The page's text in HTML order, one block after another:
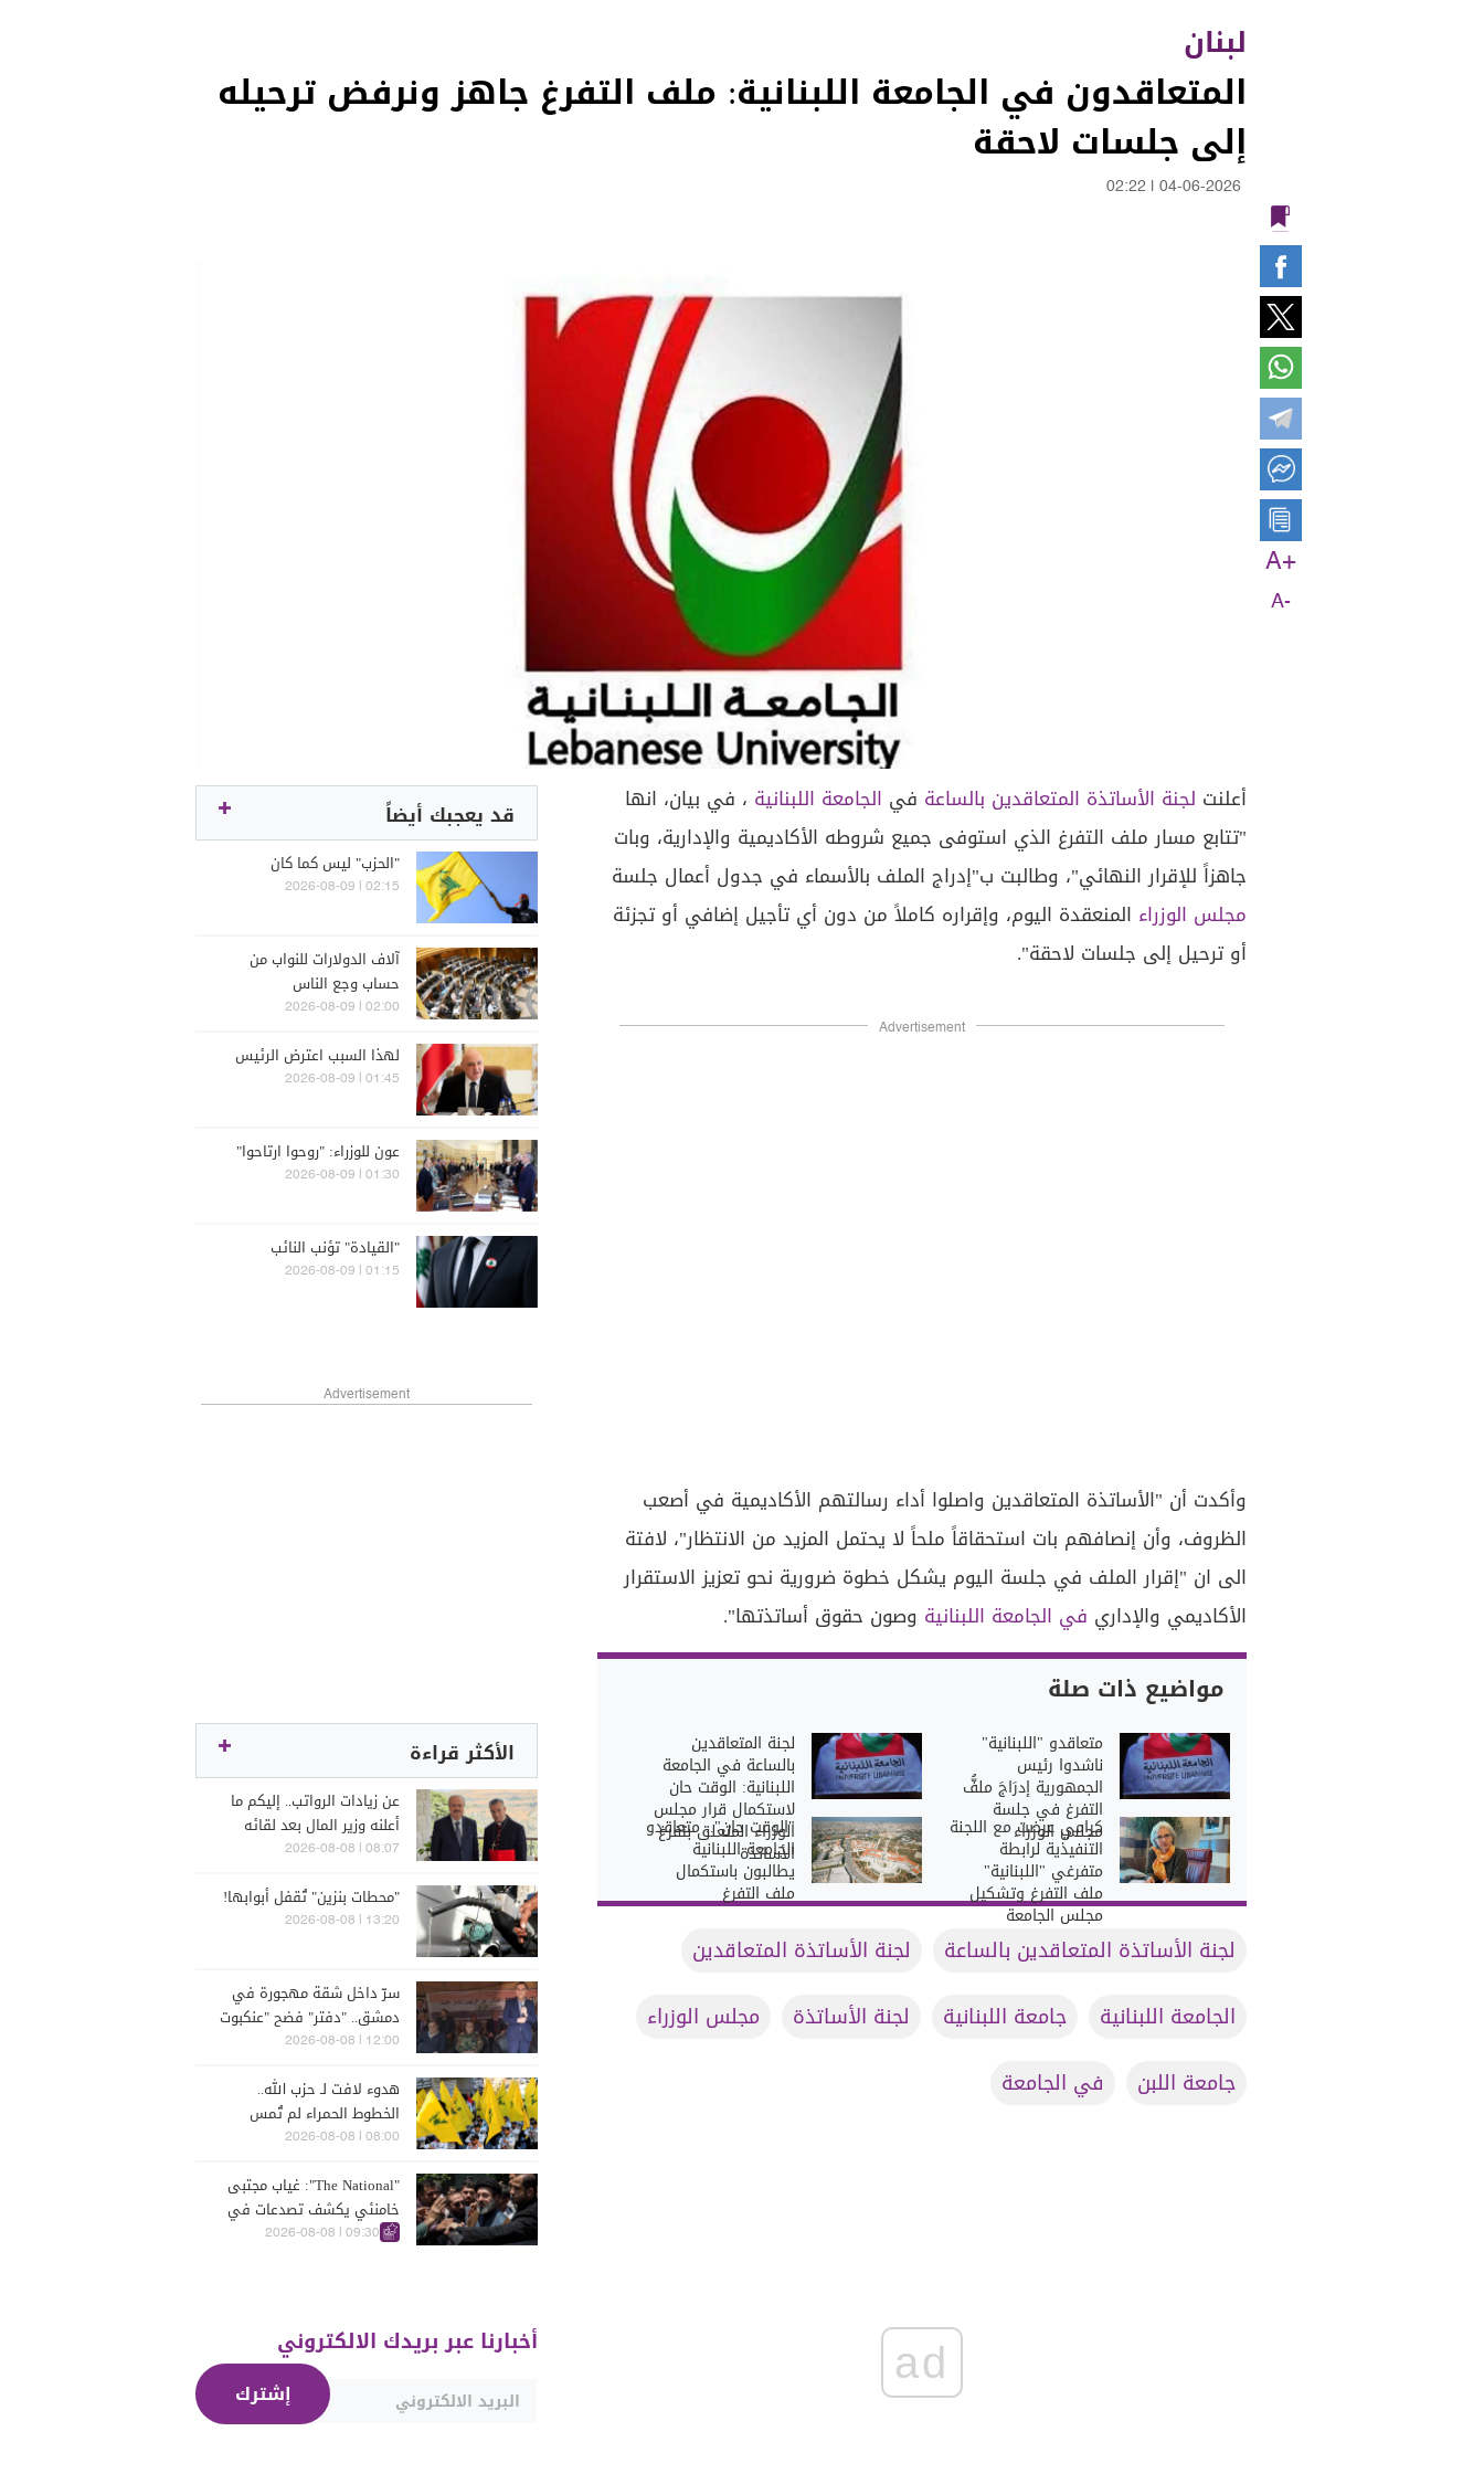
لبنان
المتعاقدون في الجامعة اللبنانية: ملف التفرغ جاهز ونرفض ترحيله
إلى جلسات لاحقة
04-06-2026
02:22
A+
A-
أعلنت لجنة الأساتذة المتعاقدين بالساعة في الجامعة اللبنانية ، في بيان، انها
"تتابع مسار ملف التفرغ الذي استوفى جميع شروطه الأكاديمية والإدارية، وبات
جاهزاً للإقرار النهائي"، وطالبت ب"إدراج الملف بالأسماء في جدول أعمال جلسة
مجلس الوزراء المنعقدة اليوم، وإقراره كاملاً من دون أي تأجيل إضافي أو تجزئة
أو ترحيل إلى جلسات لاحقة".
Advertisement
وأكدت أن "الأساتذة المتعاقدين واصلوا أداء رسالتهم الأكاديمية في أصعب
الظروف، وأن إنصافهم بات استحقاقاً ملحاً لا يحتمل المزيد من الانتظار"، لافتة
الى ان "إقرار الملف في جلسة اليوم يشكل خطوة ضرورية نحو تعزيز الاستقرار
الأكاديمي والإداري في الجامعة اللبنانية وصون حقوق أساتذتها".
مواضيع ذات صلة
متعاقدو "اللبنانية"
ناشدوا رئيس
الجمهورية إدرَاجَ ملفُّ
التفرغ في جلسة
مجلس الوزراء
لجنة المتعاقدين
بالساعة في الجامعة
اللبنانية: الوقت حان
لاستكمال قرار مجلس
الوزراء المتعلق بتفرغ
الأساتذة
كرامي عرضت مع اللجنة
التنفيذية لرابطة
متفرغي "اللبنانية"
ملف التفرغ وتشكيل
مجلس الجامعة
"الوقت حان".. متعاقدو
الجامعة اللبنانية
يطالبون باستكمال
ملف التفرغ
لجنة الأساتذة المتعاقدين بالساعة
لجنة الأساتذة المتعاقدين
الجامعة اللبنانية
جامعة اللبنانية لجنة الأساتذة
مجلس الوزراء
جامعة اللبن
في الجامعة
ad
قد يعجبك أيضاً
"الحزب" ليس كما كان
02:15 | 2026-08-09
آلاف الدولارات للنواب من
حساب وجع الناس
02:00 | 2026-08-09
لهذا السبب اعترض الرئيس
01:45 | 2026-08-09
عون للوزراء: "روحوا ارتاحوا"
01:30 | 2026-08-09
"القيادة" تؤنب النائب
01:15 | 2026-08-09
Advertisement
الأكثر قراءة
عن زيادات الرواتب.. إليكم ما
أعلنه وزير المال بعد لقائه
الراعي
08:07 | 2026-08-08
"محطات بنزين" تُقفل أبوابها!
13:20 | 2026-08-08
سرّ داخل شقة مهجورة في
دمشق.. "دفتر" فضح "عنكبوت
الأسد"!"
12:00 | 2026-08-08
هدوء لافت لـ حزب الله..
الخطوط الحمراء لم تُمس
08:00 | 2026-08-08
"The National": غياب مجتبى
خامنئي يكشف تصدعات في
مركز القرار الإيراني
09:30 | 2026-08-08
أخبارنا عبر بريدك الالكتروني
إشترك